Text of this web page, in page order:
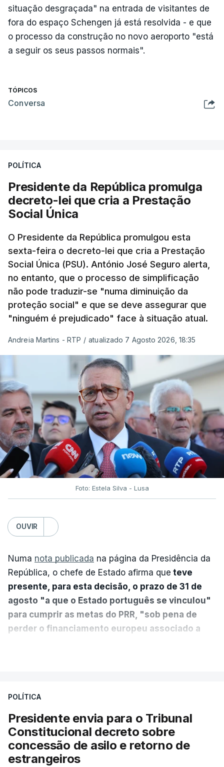
situação desgraçada" na entrada de visitantes de
fora do espaço Schengen já está resolvida - e que
o processo da construção no novo aeroporto "está
a seguir os seus passos normais".
TÓPICOS
Conversa
POLÍTICA
Presidente da República promulga
decreto-lei que cria a Prestação
Social Única
O Presidente da República promulgou esta
sexta-feira o decreto-lei que cria a Prestação
Social Única (PSU). António José Seguro alerta,
no entanto, que o processo de simplificação
não pode traduzir-se "numa diminuição da
proteção social" e que se deve assegurar que
"ninguém é prejudicado" face à situação atual.
Andreia Martins - RTP / atualizado 7 Agosto 2026, 18:35
Foto: Estela Silva - Lusa
OUVIR
Numa nota publicada na página da Presidência da
República, o chefe de Estado afirma que teve
presente, para esta decisão, o prazo de 31 de
agosto "a que o Estado português se vinculou"
para cumprir as metas do PRR, "sob pena de
perder o financiamento europeu associado a
sistema mais simples, mais justo e transparente".
"Sempre que seja possível reduzir burocracias,
eliminar sobreposições e garantir que os apoios
chegam a quem mais necessita, estaremos a dar
POLÍTICA
Presidente envia para o Tribunal
Constitucional decreto sobre
concessão de asilo e retorno de
estrangeiros